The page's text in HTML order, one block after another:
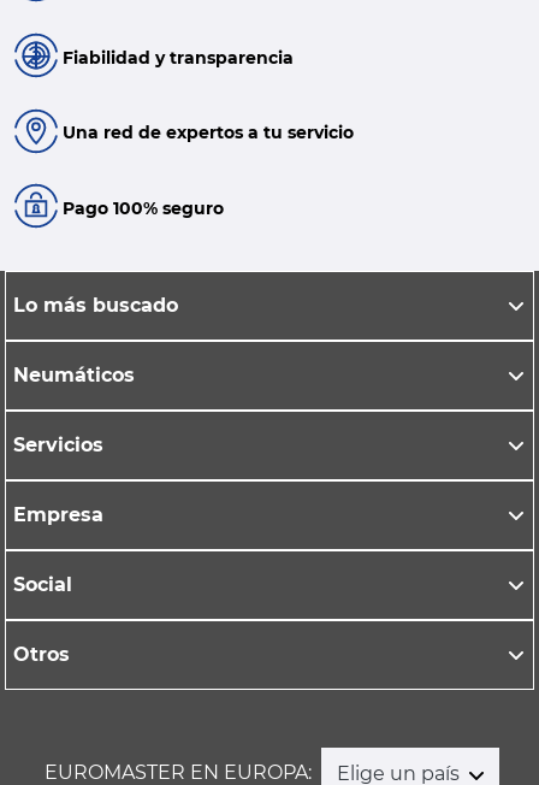
Fiabilidad y transparencia
Una red de expertos a tu servicio
Pago 100% seguro
Lo más buscado
Neumáticos
Servicios
Empresa
Social
Otros
EUROMASTER EN EUROPA: Elige un país